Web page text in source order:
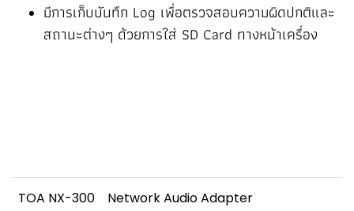
มีการเก็บบันทึก Log เพื่อตรวจสอบความผิดปกติและ
สถานะต่างๆ ด้วยการใส่ SD Card ทางหน้าเครื่อง
TOA NX-300
Network Audio Adapter